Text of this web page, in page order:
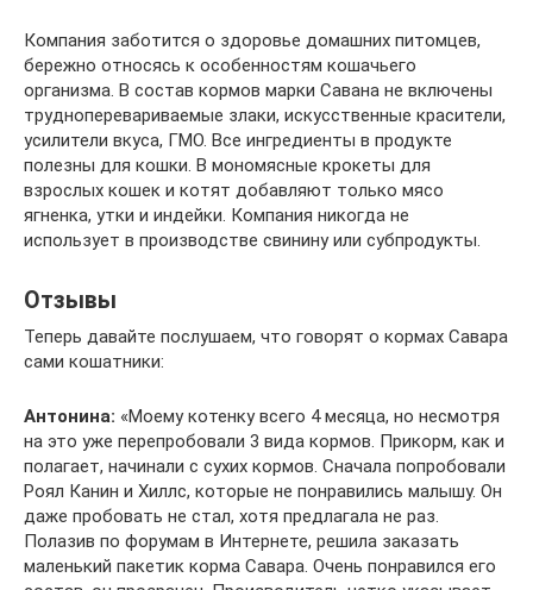
Компания заботится о здоровье домашних питомцев,
бережно относясь к особенностям кошачьего
организма. В состав кормов марки Савана не включены
трудноперевариваемые злаки, искусственные красители,
усилители вкуса, ГМО. Все ингредиенты в продукте
полезны для кошки. В мономясные крокеты для
взрослых кошек и котят добавляют только мясо
ягненка, утки и индейки. Компания никогда не
использует в производстве свинину или субпродукты.
Отзывы
Теперь давайте послушаем, что говорят о кормах Савара
сами кошатники:
Антонина: «Моему котенку всего 4 месяца, но несмотря
на это уже перепробовали 3 вида кормов. Прикорм, как и
полагает, начинали с сухих кормов. Сначала попробовали
Роял Канин и Хиллс, которые не понравились малышу. Он
даже пробовать не стал, хотя предлагала не раз.
Полазив по форумам в Интернете, решила заказать
маленький пакетик корма Савара. Очень понравился его